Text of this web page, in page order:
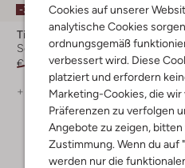
Cookies auf unserer
analytische Cookies
ordnungsgemäß
verbessert wird. Diese
platziert und erfordern
Marketing-Cookies, die
Präferenzen zu verfolgen
Angebote zu zeigen,
Zustimmung. Wenn du auf
werden nur die
-30%
Timberland
Schnürboots
€ 119,95 € 83,95
+ mehr farben